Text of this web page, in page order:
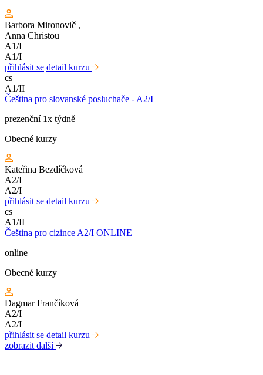
Barbora Mironovič ,
Anna Christou
A1/I
A1/I
přihlásit se detail kurzu
cs
A1/II
Čeština pro slovanské posluchače - A2/I
prezenční 1x týdně
Obecné kurzy
Kateřina Bezdíčková
A2/I
A2/I
přihlásit se detail kurzu
cs
A1/II
Čeština pro cizince A2/I ONLINE
online
Obecné kurzy
Dagmar Frančíková
A2/I
A2/I
přihlásit se detail kurzu
zobrazit další